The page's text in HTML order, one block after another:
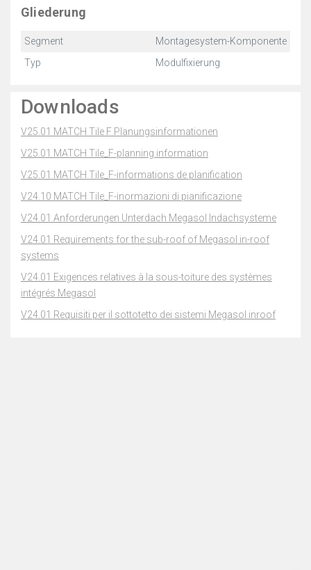
Gliederung
Segment
Montagesystem-Komponente
Typ
Modulfixierung
Downloads
V25.01 MATCH Tile F Planungsinformationen
V25.01 MATCH Tile_F-planning information
V25.01 MATCH Tile_F-informations de planification
V24.10 MATCH Tile_F-inormazioni di pianificazione
V24.01 Anforderungen Unterdach Megasol Indachsysteme
V24.01 Requirements for the sub-roof of Megasol in-roof
systems
V24.01 Exigences relatives à la sous-toiture des systèmes
intégrés Megasol
V24.01 Requisiti per il sottotetto dei sistemi Megasol inroof